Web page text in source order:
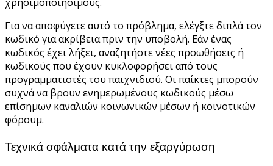
Για να αποφύγετε αυτό το πρόβλημα, ελέγξτε διπλά τον
κωδικό για ακρίβεια πριν την υποβολή. Εάν ένας
κωδικός έχει λήξει, αναζητήστε νέες προωθήσεις ή
κωδικούς που έχουν κυκλοφορήσει από τους
προγραμματιστές του παιχνιδιού. Οι παίκτες μπορούν
συχνά να βρουν ενημερωμένους κωδικούς μέσω
επίσημων καναλιών κοινωνικών μέσων ή κοινοτικών
φόρουμ.
Τεχνικά σφάλματα κατά την εξαργύρωση